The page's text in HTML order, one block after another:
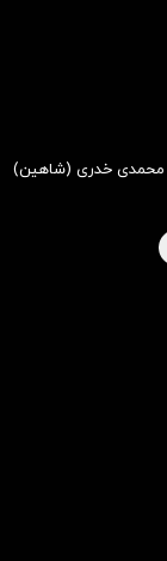
محمدی خدری (شاهین)